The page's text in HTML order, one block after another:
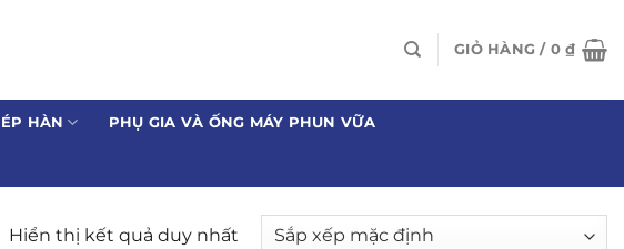
GIỎ HÀNG / 0₫
HÀN PHỤ GIA VÀ ỐNG MÁY PHUN VỮA
Hiển thị kết quả duy nhất